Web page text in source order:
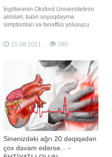
İngiltərənin Oksford Universitetinin
alimləri, balın soyuqdəymə
simptomları və tənəffüs yoluxucu
antibiotiklərdən və həddindən artıq
dərmanlardan daha çox və daha
Mütəxəssislər 1761 nəfərin iştirak
etdiyi 14 araşdırmanı nəzərdən
15.08.2021 780
Sinənizdəki ağrı 20 dəqiqədən
çox davam edərsə... -